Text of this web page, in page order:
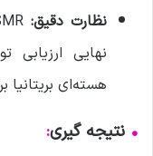
نظارت دقیق:
نهایی
هسته‌ای
• نتیجه گیری: